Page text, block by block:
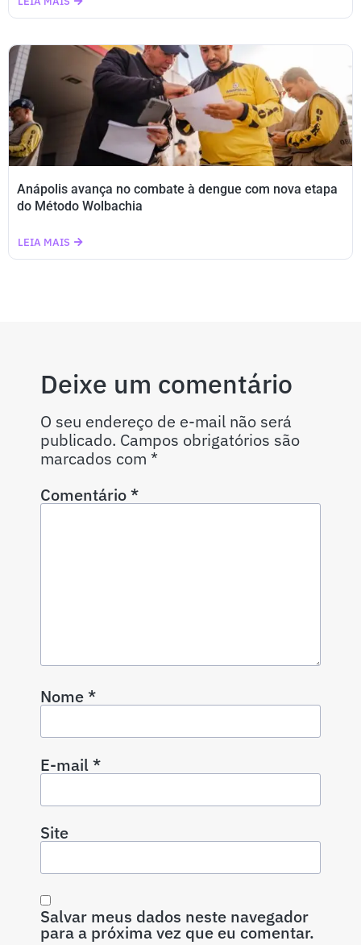
Anápolis avança no combate à dengue com nova etapa
do Método Wolbachia
LEIA MAIS
Deixe um comentário
O seu endereço de e-mail não será
publicado. Campos obrigatórios são
marcados com *
Comentário*
Nome*
E-mail*
Site
Salvar meus dados neste navegador
para a próxima vez que eu comentar.